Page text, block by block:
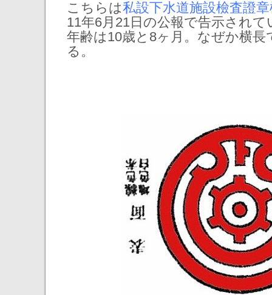
こちらは私設下水道施設檢査證
11年6月21日の公報で告示され
年齢は10歳と8ヶ月。なぜか横長
る。